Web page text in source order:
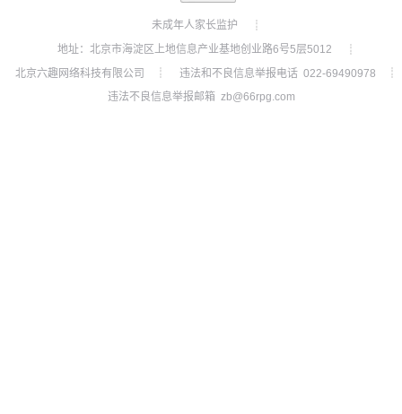
未成年人家长监护
┊
地址：北京市海淀区上地信息产业基地创业路6号5层5012
┊
北京六趣网络科技有限公司
┊ 违法和不良信息举报电话 022-69490978
┊
违法不良信息举报邮箱 zb@66rpg.com